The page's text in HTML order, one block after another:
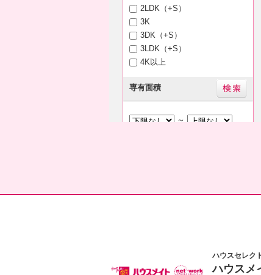
2LDK（+S）
3K
3DK（+S）
3LDK（+S）
4K以上
専有面積
～
5分以内
ハウスセレク
ハウスメ